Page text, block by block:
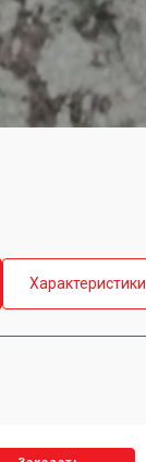
Характеристики